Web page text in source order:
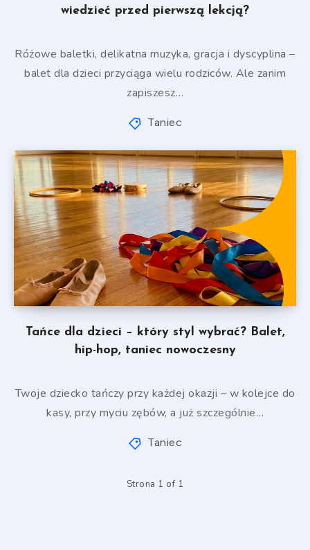
wiedzieć przed pierwszą lekcją?
Różowe baletki, delikatna muzyka, gracja i dyscyplina –
balet dla dzieci przyciąga wielu rodziców. Ale zanim
zapiszesz…
Taniec
Tańce dla dzieci – który styl wybrać? Balet,
hip-hop, taniec nowoczesny
Twoje dziecko tańczy przy każdej okazji – w kolejce do
kasy, przy myciu zębów, a już szczególnie…
Taniec
Strona 1 of 1